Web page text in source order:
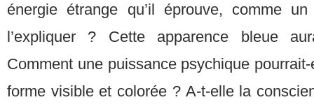
énergie étrange qu’il éprouve, comme
l’expliquer ? Cette apparence bleue
Comment une puissance psychique
forme visible et colorée ? A-t-elle la